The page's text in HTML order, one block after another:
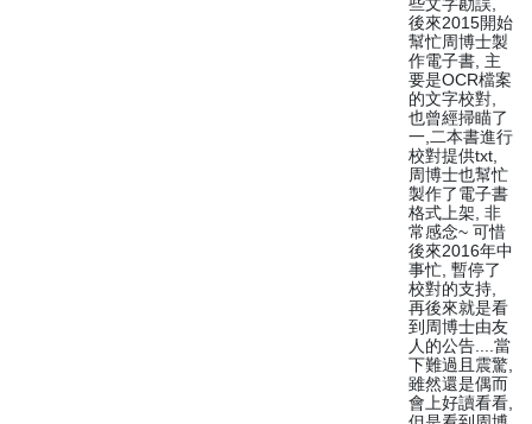
後來2015開始
幫忙周博士製
作電子書, 主
要是OCR檔案
的文字校對,
也曾經掃瞄了
一,二本書進行
校對提供txt,
周博士也幫忙
製作了電子書
格式上架, 非
常感念~ 可惜
後來2016年中
事忙, 暫停了
校對的支持,
再後來就是看
到周博士由友
人的公告....當
下難過且震驚,
雖然還是偶而
會上好讀看看,